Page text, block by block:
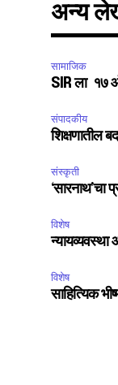
अन्य
सामाजिक
SIR ला १७
संपादकीय
शिक्षणातील
संस्कृती
‘सारनाथ’चा
विशेष
न्यायव्यवस्था
विशेष
साहित्यिक